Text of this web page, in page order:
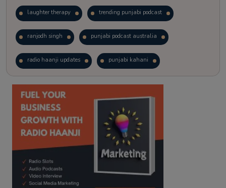
laughter therapy trending punjabi podcast
ranjodh singh punjabi podcast australia
radio haanji updates punjabi kahani
kitaab kahani punjabi story